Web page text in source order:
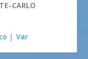
CARLO
| Var